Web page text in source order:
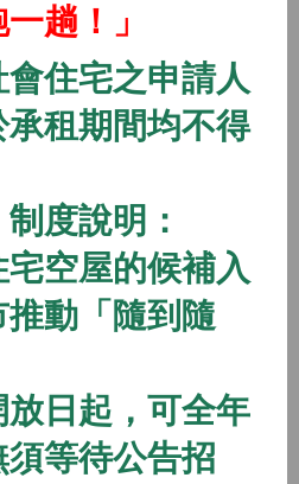
路四號社會住宅
住宅
德一號社會住宅
德二號社會住宅
趟！」
住宅之申請人
租期間均不得
制度說明：
空屋的候補入
動「隨到隨
放日起，可全年
等待公告招